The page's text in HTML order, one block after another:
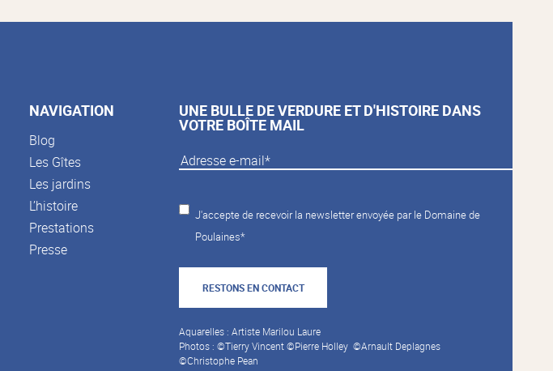
NAVIGATION
Blog
Les Gîtes
Les jardins
L’histoire
Prestations
Presse
UNE BULLE DE VERDURE ET D'HISTOIRE DANS
VOTRE BOÎTE MAIL
J'accepte de recevoir la newsletter envoyée par le Domaine de
Poulaines*
RESTONS EN CONTACT
Aquarelles : Artiste Marilou Laure
Photos : ©Tierry Vincent ©Pierre Holley ©Arnault Deplagnes
©Christophe Pean